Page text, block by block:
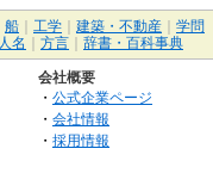
船 工学 建築・不動産
学問
人名 方言 辞書・百科事典
会社概要
・ 公式企業ページ
・ 会社情報
・ 採用情報